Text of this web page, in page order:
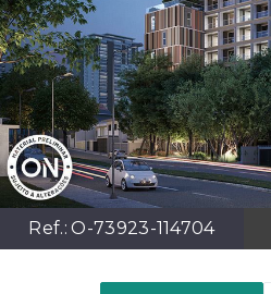
Ref.:O-73923-114704